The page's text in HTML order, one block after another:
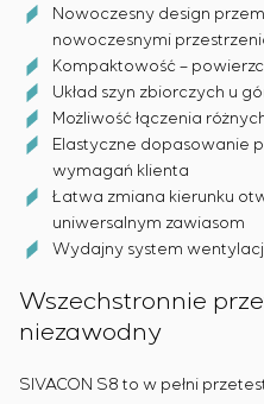
Nowoczesny design
nowoczesnymi
Kompaktowość –
Układ szyn zbiorczych u
Możliwość łączenia
Elastyczne dopasowanie
wymagań klienta
Łatwa zmiana kierunku
uniwersalnym zawiasom
Wydajny system
Wszechstronnie
niezawodny
SIVACON S8 to w pełni